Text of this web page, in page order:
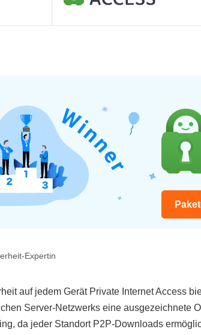
Expertin
auf jedem Gerät Private Internet Access
Server-Netzwerks eine ausgezeichnete
da jeder Standort P2P-Downloads